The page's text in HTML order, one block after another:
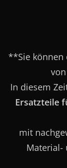
**Sie können
In diesem
Ersatzteile
mit
Material-